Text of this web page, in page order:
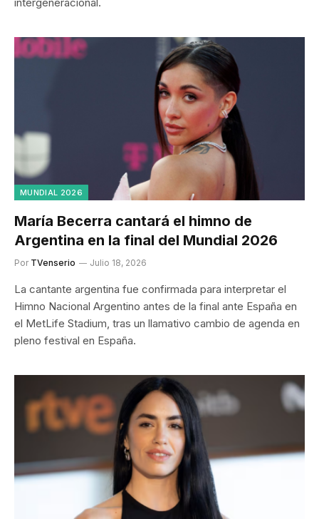
MUNDIAL 2026
María Becerra cantará el himno de
Argentina en la final del Mundial 2026
Por TVenserio Julio 18, 2026
La cantante argentina fue confirmada para interpretar el
Himno Nacional Argentino antes de la final ante España en
el MetLife Stadium, tras un llamativo cambio de agenda en
pleno festival en España.